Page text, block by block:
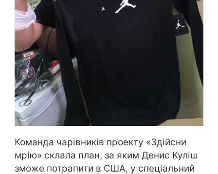
Команда чарівників проекту «Здійсни
мрію» склала план, за яким Денис Куліш
зможе потрапити в США, у спеціальний